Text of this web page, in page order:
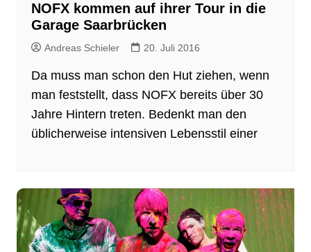
NOFX kommen auf ihrer Tour in die
Garage Saarbrücken
Andreas Schieler 20. Juli 2016
Da muss man schon den Hut ziehen, wenn
man feststellt, dass NOFX bereits über 30
Jahre Hintern treten. Bedenkt man den
üblicherweise intensiven Lebensstil einer